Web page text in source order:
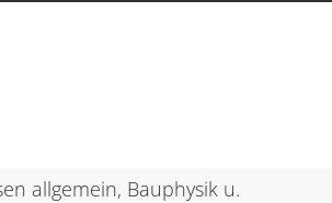
allgemein, Bauphysik u.